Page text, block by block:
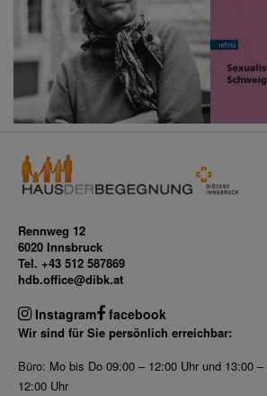
Rennweg 12
6020 Innsbruck
Tel. +43 512 587869
hdb.office@dibk.at
Instagram facebook
Wir sind für Sie persönlich erreichbar:
Büro: Mo bis Do 09:00 – 12:00 Uhr und 13:00
12:00 Uhr